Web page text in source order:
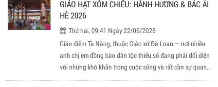
GIÁO HẠT XÓM CHIẾU: HÀNH HƯƠNG & BÁC ÁI
HÈ 2026
Thứ hai, 09:41 Ngày 22/06/2026
Giáo điểm Tà Năng, thuộc Giáo xứ Đà Loan — nơi nhiều
anh chị em đồng bào dân tộc thiểu số đang phải đối diện
với những khó khăn trong cuộc sống và rất cần sự quan
tâm